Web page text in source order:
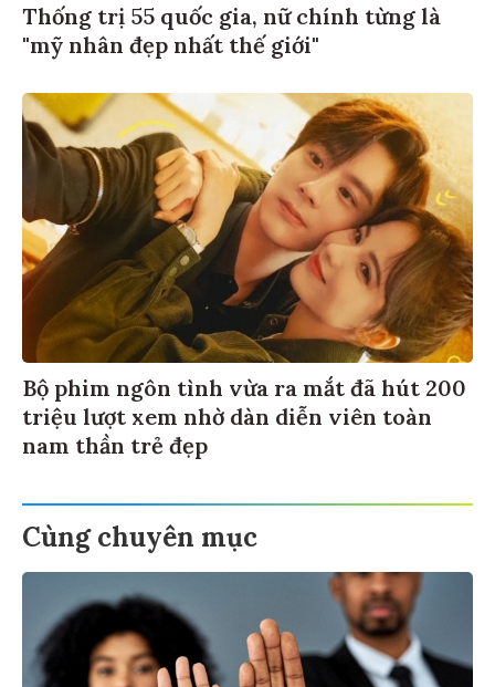
Thống trị 55 quốc gia, nữ chính từng là
"mỹ nhân đẹp nhất thế giới"
Bộ phim ngôn tình vừa ra mắt đã hút 200
triệu lượt xem nhờ dàn diễn viên toàn
nam thần trẻ đẹp
Cùng chuyên mục